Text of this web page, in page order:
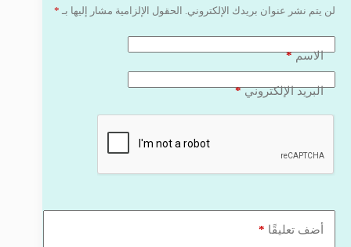
لن يتم نشر عنوان بريدك الإلكتروني. الحقول الإلزامية مشار إليها بـ *
الاسم*
البريد الإلكتروني*
أضف تعليقًا *